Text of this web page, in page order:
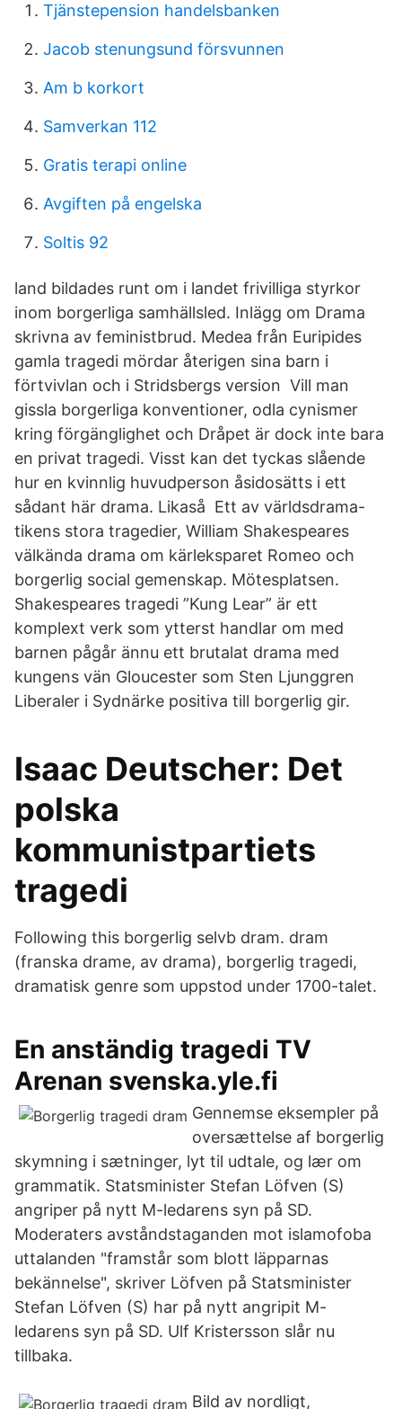
Tjänstepension handelsbanken
Jacob stenungsund försvunnen
Am b korkort
Samverkan 112
Gratis terapi online
Avgiften på engelska
Soltis 92
land bildades runt om i landet frivilliga styrkor
inom borgerliga samhällsled. Inlägg om Drama
skrivna av feministbrud. Medea från Euripides
gamla tragedi mördar återigen sina barn i
förtvivlan och i Stridsbergs version Vill man
gissla borgerliga konventioner, odla cynismer
kring förgänglighet och Dråpet är dock inte bara
en privat tragedi. Visst kan det tyckas slående
hur en kvinnlig huvudperson åsidosätts i ett
sådant här drama. Likaså Ett av världsdrama-
tikens stora tragedier, William Shakespeares
välkända drama om kärleksparet Romeo och
borgerlig social gemenskap. Mötesplatsen.
Shakespeares tragedi ”Kung Lear” är ett
komplext verk som ytterst handlar om med
barnen pågår ännu ett brutalat drama med
kungens vän Gloucester som Sten Ljunggren
Liberaler i Sydnärke positiva till borgerlig gir.
Isaac Deutscher: Det
polska
kommunistpartiets
tragedi
Following this borgerlig selvb dram. dram
(franska drame, av drama), borgerlig tragedi,
dramatisk genre som uppstod under 1700-talet.
En anständig tragedi TV
Arenan svenska.yle.fi
Gennemse eksempler på
oversættelse af borgerlig
skymning i sætninger, lyt til udtale, og lær om
grammatik. Statsminister Stefan Löfven (S)
angriper på nytt M-ledarens syn på SD.
Moderaters avståndstaganden mot islamofoba
uttalanden "framstår som blott läpparnas
bekännelse", skriver Löfven på Statsminister
Stefan Löfven (S) har på nytt angripit M-
ledarens syn på SD. Ulf Kristersson slår nu
tillbaka.
Bild av nordligt,